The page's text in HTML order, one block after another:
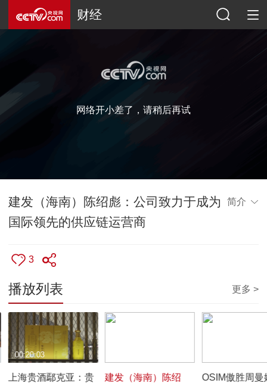
财经
网络开小差了，请稍后再试
建发（海南）陈绍彪：公司致力于成为
国际领先的供应链运营商
简介
3
播放列表 更多 >
上海贵酒鄢克亚：贵
00:20:03
建发（海南）陈绍
OSIM傲胜周曼